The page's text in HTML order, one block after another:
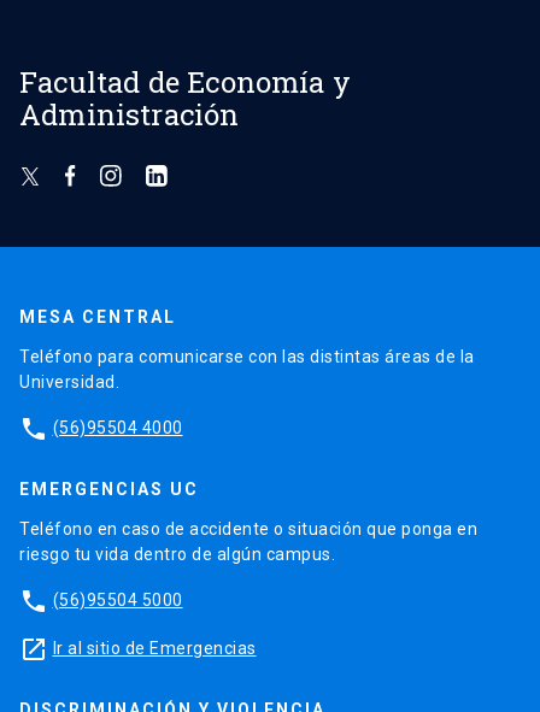
Facultad de Economía y
Administración
MESA CENTRAL
Teléfono para comunicarse con las distintas áreas de la
Universidad.
phone (56)95504 4000
EMERGENCIAS UC
Teléfono en caso de accidente o situación que ponga en
riesgo tu vida dentro de algún campus.
phone (56)95504 5000
launch Ir al sitio de Emergencias